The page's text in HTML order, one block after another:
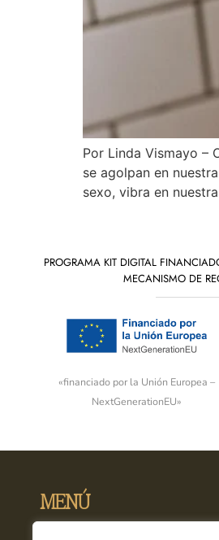
Por Linda Vismayo –
se agolpan en
sexo, vibra en
PROGRAMA KIT DIGITAL
MECANISMO DE
«financiado por la Unión Europea –
NextGenerationEU»
MENÚ